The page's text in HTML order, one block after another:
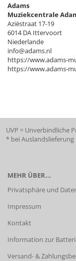
Adams
Muziekcentrale
Aziëstraat 17-19
6014 DA Ittervoort
Niederlande
info@adams.nl
https://www.adams-
https://www.adams-
UVP = Unverbindliche
* bei Auslandslieferung
MEHR ÜBER...
Privatsphäre und
Impressum
Kontakt
Information zur
Versand- &